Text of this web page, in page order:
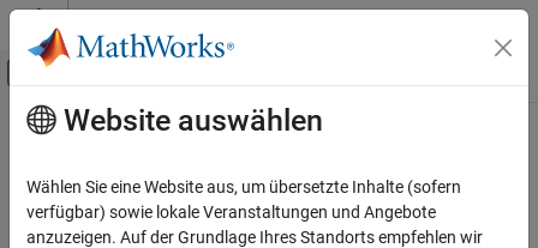
Weiter zum Inhalt
Umschaltung für Off-Canvas-
Startseite der Dokumentation
Hauptinhalt
How useful was this information?
Website auswählen
Wählen Sie eine Website aus, um übersetzte Inhalte (sofern
verfügbar) sowie lokale Veranstaltungen und Angebote
anzuzeigen. Auf der Grundlage Ihres Standorts empfehlen wir